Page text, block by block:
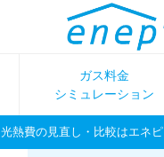
ガス料金
シミュレーション
光熱費の見直し・比較はエネピ